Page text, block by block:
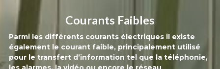
Courants Faibles
Parmi les différents courants électriques il existe
également le courant faible, principalement utilisé
pour le transfert d’information tel que la téléphonie,